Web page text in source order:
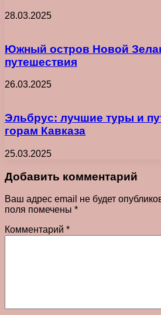
28.03.2025
Южный остров Новой
путешествия
26.03.2025
Эльбрус: лучшие туры и
горам Кавказа
25.03.2025
Добавить комментарий
Ваш адрес email не будет
поля помечены *
Комментарий *